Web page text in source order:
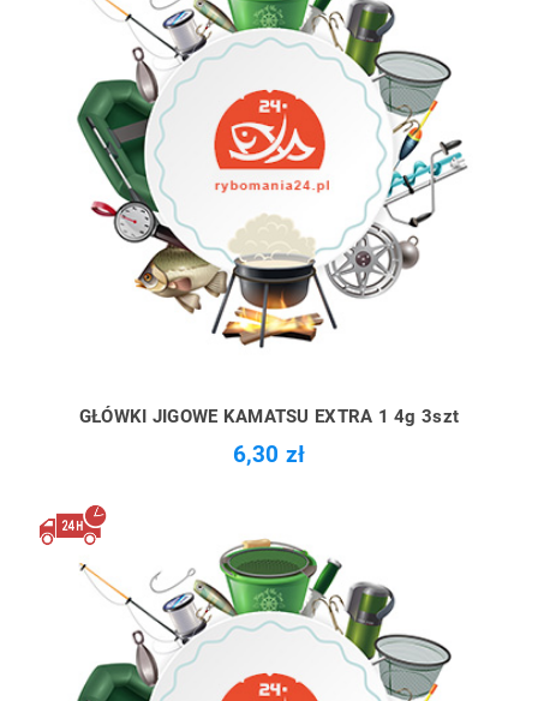
GŁÓWKI JIGOWE KAMATSU EXTRA 1 4g 3szt
6,30 zł